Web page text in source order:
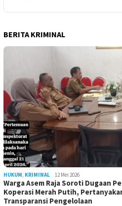
BERITA KRIMINAL
HUKUM KRIMINAL 12 Mei 2026
Warga Asem Raja Soroti Dugaan
Koperasi Merah Putih,
Transparansi Pengelolaan